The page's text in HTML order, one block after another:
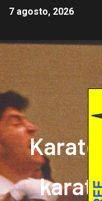
7 agosto, 2026
Karate